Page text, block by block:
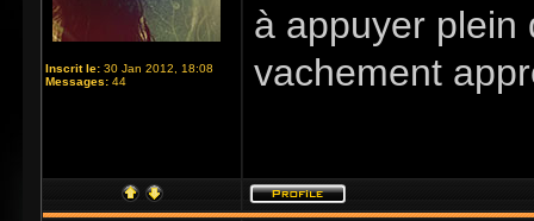
Inscrit le: 30 Jan 2012, 18:08
Messages: 44
à appuyer plein
vachement